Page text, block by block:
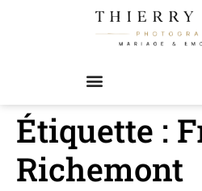
Étiquette :
Richemont